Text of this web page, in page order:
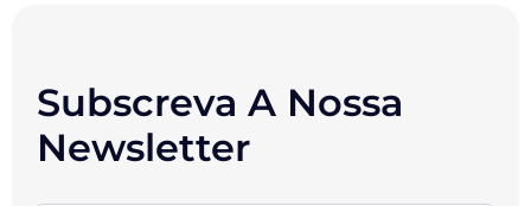
Subscreva A Nossa
Newsletter